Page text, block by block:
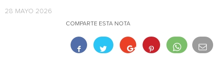
28 MAYO 2026
COMPARTE ESTA NOTA